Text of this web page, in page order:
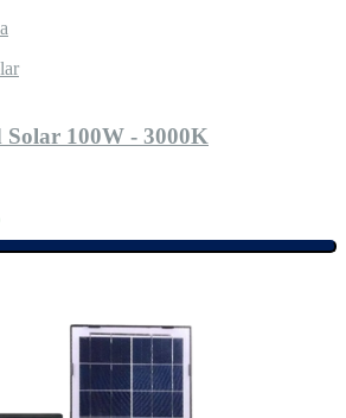
Solar 100W - 3000K